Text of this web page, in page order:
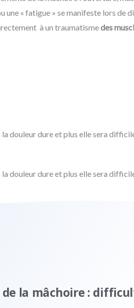
une « fatigue » se manifeste lors de
à un traumatismedes
la douleur dure et plus elle sera
la douleur dure et plus elle sera
de la mâchoire :